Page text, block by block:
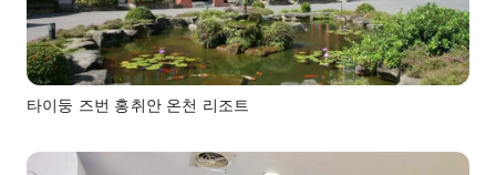
타이둥 즈번 홍취안 온천 리조트